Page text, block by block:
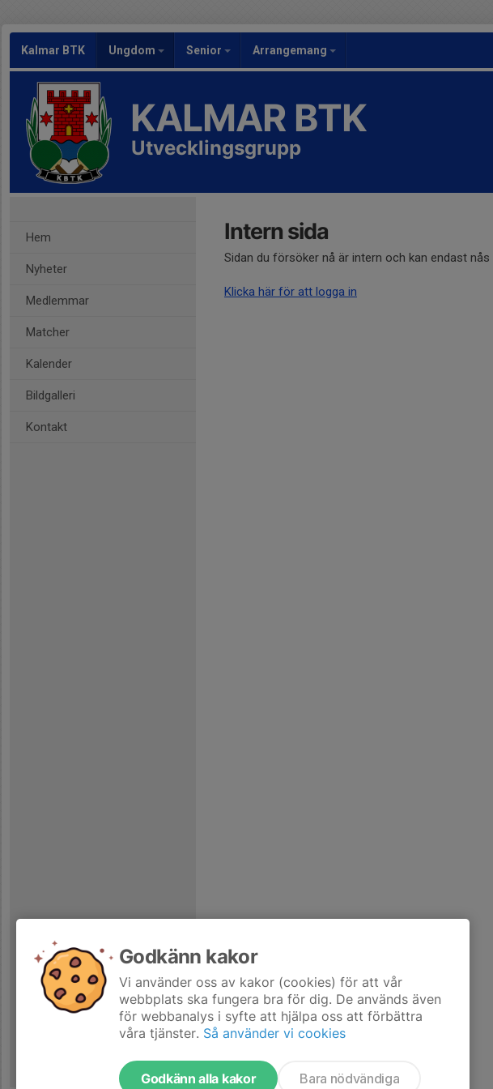
Kalmar BTK Ungdom Senior Arrangemang
KALMAR BTK
Utvecklingsgrupp
Hem
Nyheter
Medlemmar
Matcher
Kalender
Bildgalleri
Kontakt
Intern sida
Sidan du försöker nå är intern och kan endast
Klicka här för att logga in
Godkänn kakor
Vi använder oss av kakor (cookies) för att vår
webbplats ska fungera bra för dig. De används även
för webbanalys i syfte att hjälpa oss att förbättra
våra tjänster. Så använder vi cookies
Godkänn alla kakor Bara nödvändiga